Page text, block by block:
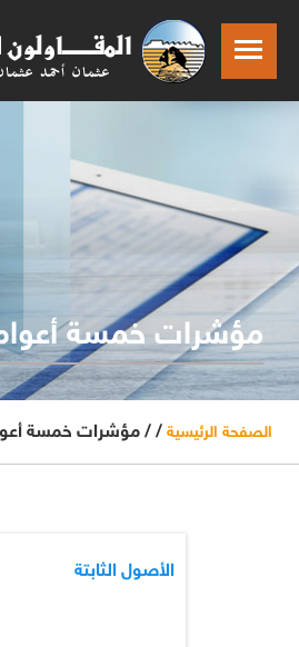
مؤشرات خمسة
الصفحة الرئيسية / / مؤشرات خمسة
الأصول الثابتة